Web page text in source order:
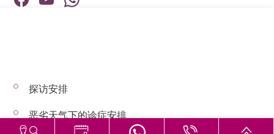
© 2026 版权所有 © 港安医疗 保留一切权利
探访安排
恶劣天气下的诊症安排